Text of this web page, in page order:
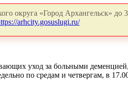
округа «Город Архангельск» до
arhcity.gosuslugi.ru/
уход за больными
по средам и четвергам, в